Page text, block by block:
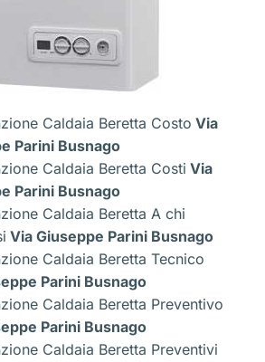
Caldaia Beretta Costo Via
Parini Busnago
Caldaia Beretta Costi Via
Parini Busnago
Caldaia Beretta A chi
Via Giuseppe Parini Busnago
Caldaia Beretta Tecnico
Parini Busnago
Caldaia Beretta Preventivo
Parini Busnago
Caldaia Beretta Preventivi